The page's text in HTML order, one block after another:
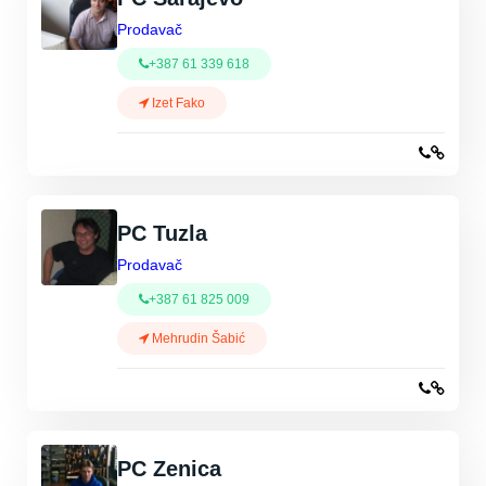
Prodavač
+387 61 339 618
Izet Fako
PC Tuzla
Prodavač
+387 61 825 009
Mehrudin Šabić
PC Zenica